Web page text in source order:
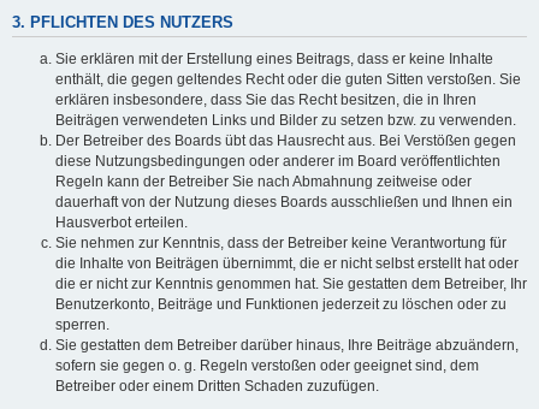
3. PFLICHTEN DES NUTZERS
Sie erklären mit der Erstellung eines Beitrags, dass er keine Inhalte
enthält, die gegen geltendes Recht oder die guten Sitten verstoßen. Sie
erklären insbesondere, dass Sie das Recht besitzen, die in Ihren
Beiträgen verwendeten Links und Bilder zu setzen bzw. zu verwenden.
Der Betreiber des Boards übt das Hausrecht aus. Bei Verstößen gegen
diese Nutzungsbedingungen oder anderer im Board veröffentlichten
Regeln kann der Betreiber Sie nach Abmahnung zeitweise oder
dauerhaft von der Nutzung dieses Boards ausschließen und Ihnen ein
Hausverbot erteilen.
Sie nehmen zur Kenntnis, dass der Betreiber keine Verantwortung für
die Inhalte von Beiträgen übernimmt, die er nicht selbst erstellt hat oder
die er nicht zur Kenntnis genommen hat. Sie gestatten dem Betreiber, Ihr
Benutzerkonto, Beiträge und Funktionen jederzeit zu löschen oder zu
sperren.
Sie gestatten dem Betreiber darüber hinaus, Ihre Beiträge abzuändern,
sofern sie gegen o. g. Regeln verstoßen oder geeignet sind, dem
Betreiber oder einem Dritten Schaden zuzufügen.